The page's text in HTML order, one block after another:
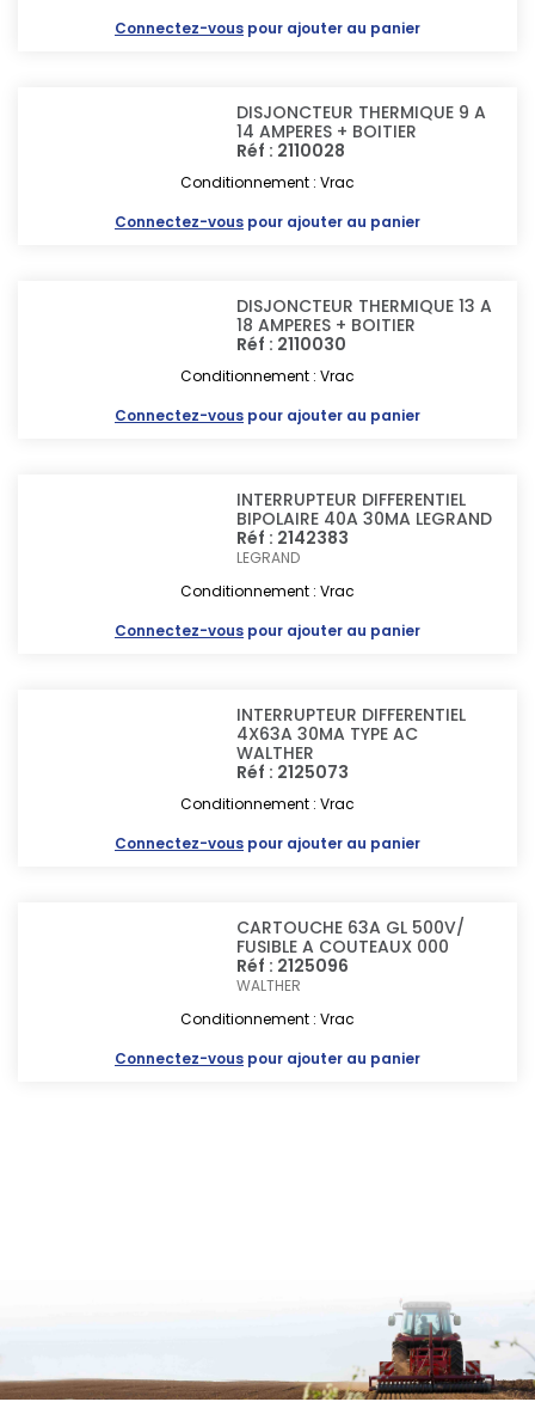
Connectez-vous pour ajouter au panier
DISJONCTEUR THERMIQUE 9 A
14 AMPERES + BOITIER
Réf : 2110028
Conditionnement : Vrac
Connectez-vous pour ajouter au panier
DISJONCTEUR THERMIQUE 13 A
18 AMPERES + BOITIER
Réf : 2110030
Conditionnement : Vrac
Connectez-vous pour ajouter au panier
INTERRUPTEUR DIFFERENTIEL
BIPOLAIRE 40A 30MA LEGRAND
Réf : 2142383
LEGRAND
Conditionnement : Vrac
Connectez-vous pour ajouter au panier
INTERRUPTEUR DIFFERENTIEL
4X63A 30MA TYPE AC
WALTHER
Réf : 2125073
Conditionnement : Vrac
Connectez-vous pour ajouter au panier
CARTOUCHE 63A GL 500V/
FUSIBLE A COUTEAUX 000
Réf : 2125096
WALTHER
Conditionnement : Vrac
Connectez-vous pour ajouter au panier